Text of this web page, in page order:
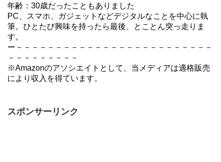
年齢：30歳だったこともありました
PC、スマホ、ガジェットなどデジタルなことを中心に執
筆。ひとたび興味を持ったら最後、とことん突っ走りま
す。
ー－－－－－－－－－－－－－－－－－－－－－－－－－
－－－－－－－－－
※Amazonのアソシエイトとして、当メディアは適格販売
により収入を得ています。
スポンサーリンク